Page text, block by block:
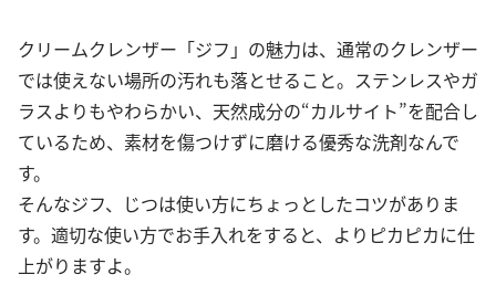
クリームクレンザー「ジフ」の魅力は、通常のクレンザー
では使えない場所の汚れも落とせること。ステンレスやガ
ラスよりもやわらかい、天然成分の“カルサイト”を配合し
ているため、素材を傷つけずに磨ける優秀な洗剤なんで
す。
そんなジフ、じつは使い方にちょっとしたコツがありま
す。適切な使い方でお手入れをすると、よりピカピカに仕
上がりますよ。